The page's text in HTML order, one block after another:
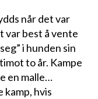
når det var
var best å vente
i hunden sin
to år. Kampe
en malle…
kamp, hvis